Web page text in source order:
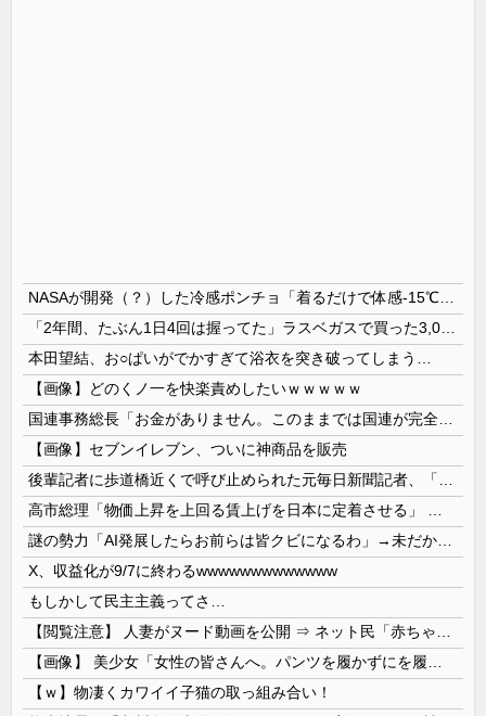
本田望結、お○ぱいがでかすぎて浴衣を突き破ってしまう…
【画像】どのくノ一を快楽責めしたいｗｗｗｗｗ
【画像】セブンイレブン、ついに神商品を販売
X、収益化が9/7に終わるwwwwwwwwwwwww
もしかして民主主義ってさ…
【ｗ】物凄くカワイイ子猫の取っ組み合い！